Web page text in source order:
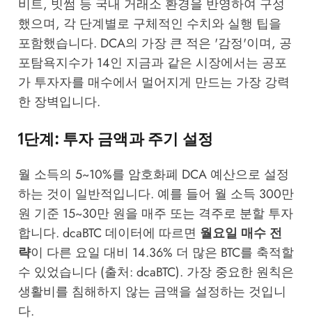
비트, 빗썸 등 국내 거래소 환경을 반영하여 구성
했으며, 각 단계별로 구체적인 수치와 실행 팁을
포함했습니다. DCA의 가장 큰 적은 '감정'이며, 공
포탐욕지수가 14인 지금과 같은 시장에서는 공포
가 투자자를 매수에서 멀어지게 만드는 가장 강력
한 장벽입니다.
1단계: 투자 금액과 주기 설정
월 소득의 5~10%를 암호화폐 DCA 예산으로 설정
하는 것이 일반적입니다. 예를 들어 월 소득 300만
원 기준 15~30만 원을 매주 또는 격주로 분할 투자
합니다. dcaBTC 데이터에 따르면 월요일 매수 전
략이 다른 요일 대비 14.36% 더 많은 BTC를 축적할
수 있었습니다 (출처: dcaBTC). 가장 중요한 원칙은
생활비를 침해하지 않는 금액을 설정하는 것입니
다.